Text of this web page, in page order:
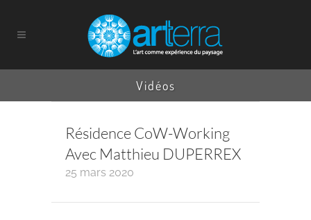
Vidéos
Résidence CoW-Working
Avec Matthieu DUPERREX
25 mars 2020